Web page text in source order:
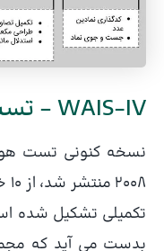
WAIS-IV – تست هوش وکسلر
بدست می آید که